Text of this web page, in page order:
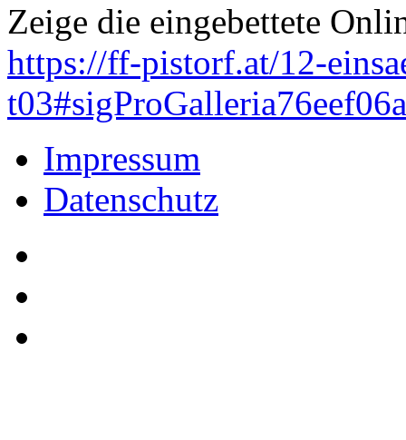
Zeige die eingebettete
https://ff-pistorf.at/12-
Impressum
Datenschutz